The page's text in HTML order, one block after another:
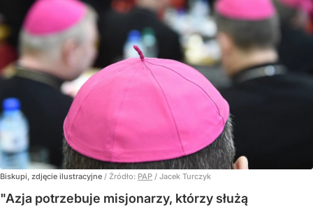
Biskupi, zdjęcie ilustracyjne / Źródło: PAP / Jacek Turczyk
"Azja potrzebuje misjonarzy, którzy służą